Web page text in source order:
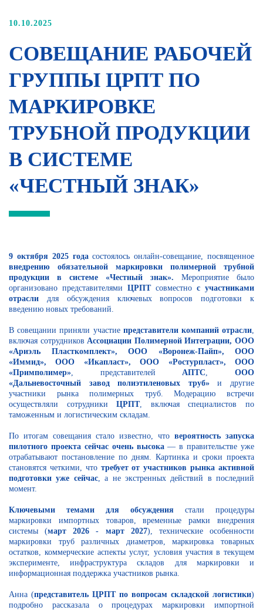
10.10.2025
СОВЕЩАНИЕ РАБОЧЕЙ
ГРУППЫ ЦРПТ ПО
МАРКИРОВКЕ
ТРУБНОЙ ПРОДУКЦИИ
В СИСТЕМЕ
«ЧЕСТНЫЙ ЗНАК»
9 октября 2025 годасостоялось онлайн-совещание, посвященное
внедрению обязательной маркировки полимерной трубной
продукции в системе «Честный знак». Мероприятие было
организовано представителями ЦРПТсовместно с участниками
отрасли для обсуждения ключевых вопросов подготовки к
введению новых требований.
В совещании приняли участие представители компаний отрасли
включая сотрудников Ассоциации Полимерной Интеграции, ООО
«Ариэль Пласткомплект», ООО «Воронеж-Пайп», ООО
«Иммид», ООО «Икапласт», ООО «Ростурпласт», ООО
«Примполимер» , представителей АПТС ,ООО
«Дальневосточный завод полиэтиленовых труб»и другие
участники рынка полимерных труб. Модерацию встречи
осуществляли сотрудникиЦРПТ, включая специалистов по
таможенным и логистическим складам.
По итогам совещания стало известно, что вероятность запуска
пилотного проекта сейчас очень высока— в правительстве уже
отрабатывают постановление по дням. Картинка и сроки проекта
становятся четкими, что требует от участников рынка активной
подготовки уже сейчас, а не экстренных действий в последний
момент.
Ключевыми темами для обсуждения стали процедуры
маркировки импортных товаров, временные рамки внедрения
системы (март 2026 - март 2027), технические особенности
маркировки труб различных диаметров, маркировка товарных
остатков, коммерческие аспекты услуг, условия участия в текущем
эксперименте, инфраструктура складов для маркировки и
информационная поддержка участников рынка.
Анна (представитель ЦРПТ по вопросам складской логистики)
подробно рассказала о процедурах маркировки импортной